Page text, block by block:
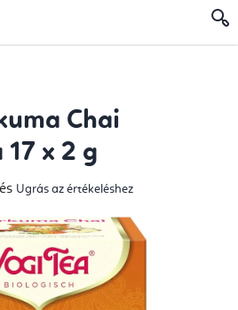
Chai
17 x 2 g
Ugrás az értékeléshez